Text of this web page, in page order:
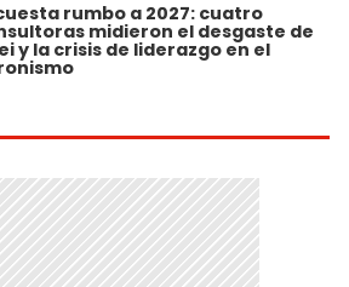
rumbo a 2027: cuatro
midieron el desgaste de
y la crisis de liderazgo en el